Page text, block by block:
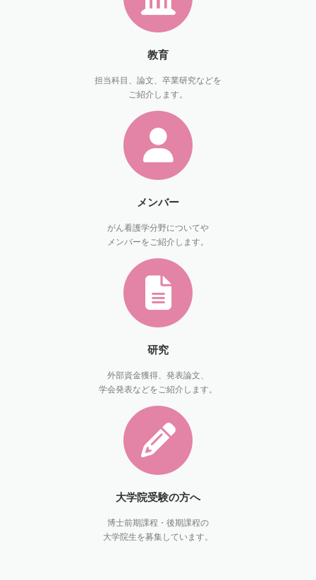
教育
担当科目、論文、卒業研究などを
ご紹介します。
メンバー
がん看護学分野についてや
メンバーをご紹介します。
研究
外部資金獲得、発表論文、
学会発表などをご紹介します。
大学院受験の方へ
博士前期課程・後期課程の
大学院生を募集しています。